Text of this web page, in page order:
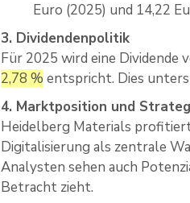
Euro (2025) und 14,22
3. Dividendenpolitik
Für 2025 wird eine
2,78 % entspricht. Dies
4. Marktposition und
Heidelberg Materials
Digitalisierung als zentrale
Analysten sehen auch
Betracht zieht.